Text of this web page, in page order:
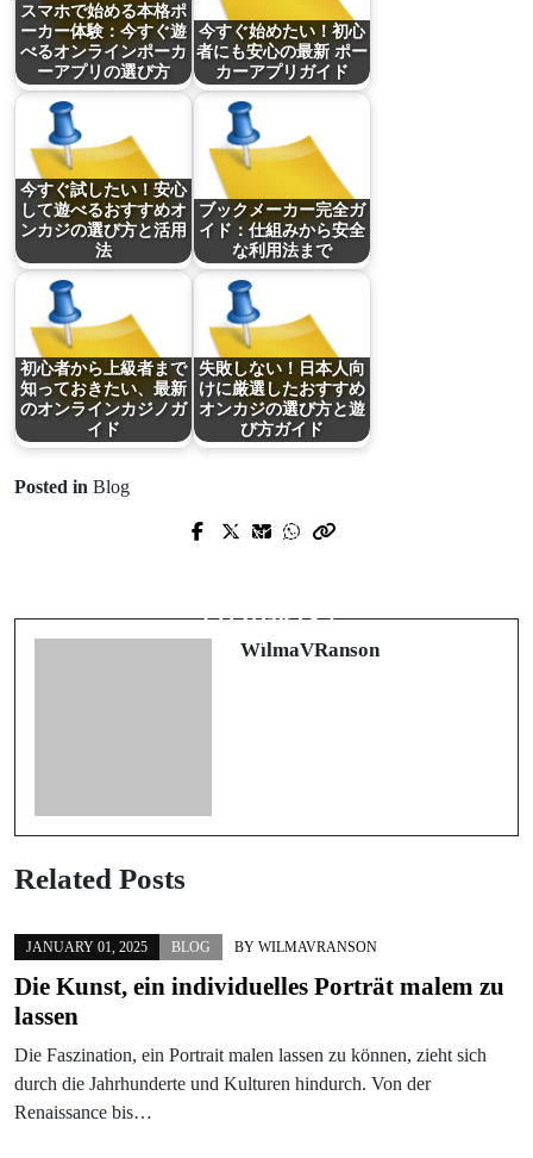
スマホで始める本格ポ
ーカー体験：今すぐ遊
べるオンラインポーカ
ーアプリの選び方
今すぐ始めたい！初心
者にも安心の最新 ポー
カーアプリガイド
今すぐ試したい！安心
して遊べるおすすめオ
ンカジの選び方と活用
法
ブックメーカー完全ガ
イド：仕組みから安全
な利用法まで
初心者から上級者まで
知っておきたい、最新
のオンラインカジノガ
イド
失敗しない！日本人向
けに厳選したおすすめ
オンカジの選び方と遊
び方ガイド
Posted in Blog
Prev Post
プリの選び方
Next Post
ド
WilmaVRanson
Related Posts
JANUARY 01, 2025 BLOG BY WILMAVRANSON
Die Kunst, ein individuelles Porträt malem zu
lassen
Die Faszination, ein Portrait malen lassen zu können, zieht sich
durch die Jahrhunderte und Kulturen hindurch. Von der
Renaissance bis…